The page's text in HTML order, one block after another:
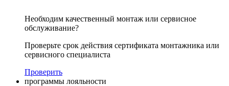
Необходим качественный монтаж или сервисное
обслуживание?
Проверьте срок действия сертификата монтажника или
сервисного специалиста
Проверить
программы лояльности